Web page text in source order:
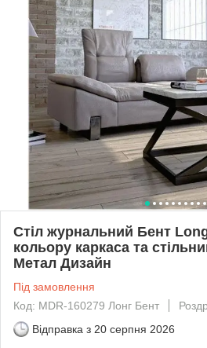
Стіл журнальний Бент
кольору каркаса та
Метал Дизайн
Під замовлення
Код: MDR-160279 Лонг Бент
Відправка з 20 серпня 2026